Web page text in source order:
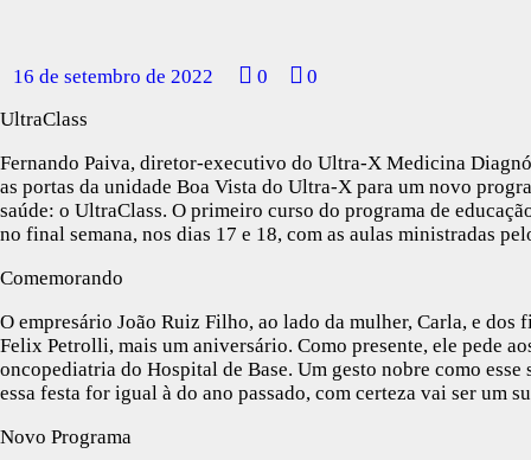
16 de setembro de 2022 0
0
UltraClass
Fernando Paiva, diretor-executivo do Ultra-X Medicina
as portas da unidade Boa Vista do Ultra-X para um novo
saúde: o UltraClass. O primeiro curso do programa de
no final semana, nos dias 17 e 18, com as aulas ministradas
Comemorando
O empresário João Ruiz Filho, ao lado da mulher, Carla, e
Felix Petrolli, mais um aniversário. Como presente, ele pede
oncopediatria do Hospital de Base. Um gesto nobre como
essa festa for igual à do ano passado, com certeza vai ser um
Novo Programa